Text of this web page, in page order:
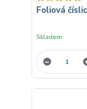
Foliová
Skladem